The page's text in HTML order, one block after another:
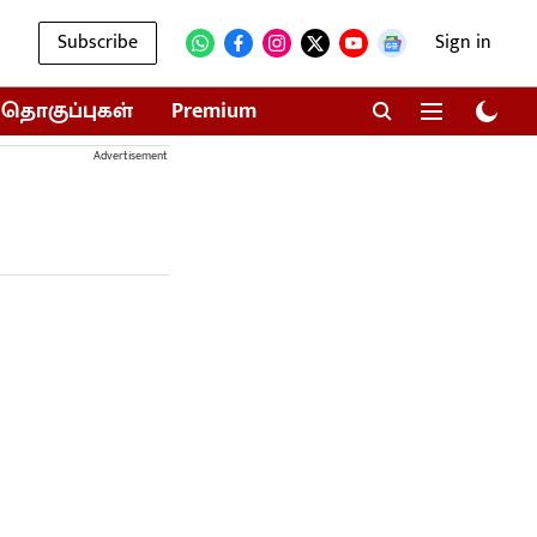
Subscribe Sign in
தொகுப்புகள் Premium
Advertisement